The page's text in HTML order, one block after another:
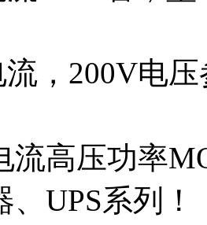
流，200V电
流高压功率
、UPS系列！